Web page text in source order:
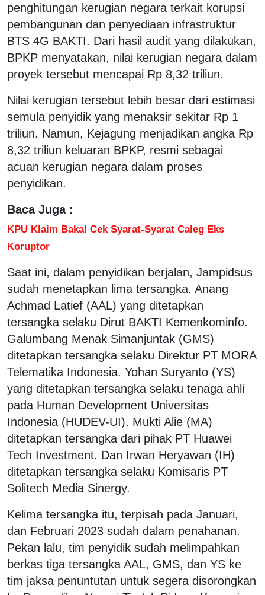
penghitungan kerugian negara terkait korupsi
pembangunan dan penyediaan infrastruktur
BTS 4G BAKTI. Dari hasil audit yang dilakukan,
BPKP menyatakan, nilai kerugian negara dalam
proyek tersebut mencapai Rp 8,32 triliun.
Nilai kerugian tersebut lebih besar dari estimasi
semula penyidik yang menaksir sekitar Rp 1
triliun. Namun, Kejagung menjadikan angka Rp
8,32 triliun keluaran BPKP, resmi sebagai
acuan kerugian negara dalam proses
penyidikan.
Baca Juga :
KPU Klaim Bakal Cek Syarat-Syarat Caleg Eks
Koruptor
Saat ini, dalam penyidikan berjalan, Jampidsus
sudah menetapkan lima tersangka. Anang
Achmad Latief (AAL) yang ditetapkan
tersangka selaku Dirut BAKTI Kemenkominfo.
Galumbang Menak Simanjuntak (GMS)
ditetapkan tersangka selaku Direktur PT MORA
Telematika Indonesia. Yohan Suryanto (YS)
yang ditetapkan tersangka selaku tenaga ahli
pada Human Development Universitas
Indonesia (HUDEV-UI). Mukti Alie (MA)
ditetapkan tersangka dari pihak PT Huawei
Tech Investment. Dan Irwan Heryawan (IH)
ditetapkan tersangka selaku Komisaris PT
Solitech Media Sinergy.
Kelima tersangka itu, terpisah pada Januari,
dan Februari 2023 sudah dalam penahanan.
Pekan lalu, tim penyidik sudah melimpahkan
berkas tiga tersangka AAL, GMS, dan YS ke
tim jaksa penuntutan untuk segera disorongkan